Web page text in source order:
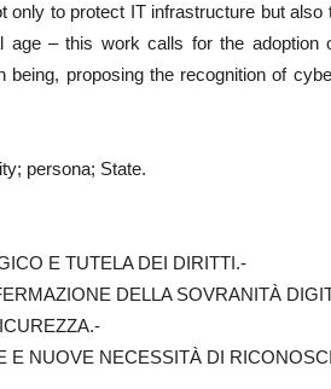
to protect IT infrastructure but also
age – this work calls for the adoption
proposing the recognition of
persona; State.
E TUTELA DEI DIRITTI.-
DELLA SOVRANITÀ
E NUOVE NECESSITÀ DI